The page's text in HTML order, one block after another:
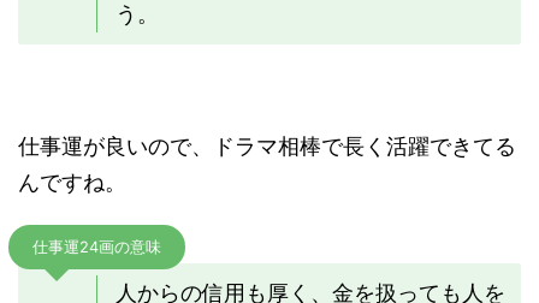
う。
仕事運が良いので、ドラマ相棒で長く活躍できてる
んですね。
仕事運24画の意味
人からの信用も厚く、金を扱っても人を